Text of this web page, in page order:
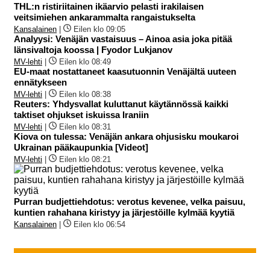
THL:n ristiriitainen ikäarvio pelasti irakilaisen
veitsimiehen ankarammalta rangaistukselta
Kansalainen Eilen klo 09:05
Analyysi: Venäjän vastaisuus – Ainoa asia joka pitää
länsivaltoja koossa | Fyodor Lukjanov
MV-lehti Eilen klo 08:49
EU-maat nostattaneet kaasutuonnin Venäjältä uuteen
ennätykseen
MV-lehti Eilen klo 08:38
Reuters: Yhdysvallat kuluttanut käytännössä kaikki
taktiset ohjukset iskuissa Iraniin
MV-lehti Eilen klo 08:31
Kiova on tulessa: Venäjän ankara ohjusisku moukaroi
Ukrainan pääkaupunkia [Videot]
MV-lehti Eilen klo 08:21
Purran budjettiehdotus: verotus kevenee, velka paisuu,
kuntien rahahana kiristyy ja järjestöille kylmää kyytiä
Kansalainen Eilen klo 06:54